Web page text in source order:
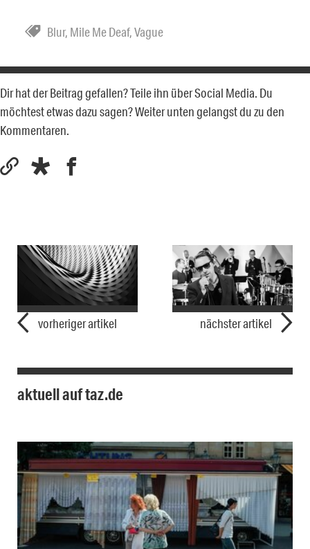
Blur, Mile Me Deaf,Vague
Dir hat der Beitrag gefallen? Teile ihn über Social Media. Du
möchtest etwas dazu sagen? Weiter unten gelangst du zu den
Kommentaren.
vorheriger artikel nächster artikel
aktuell auf taz.de